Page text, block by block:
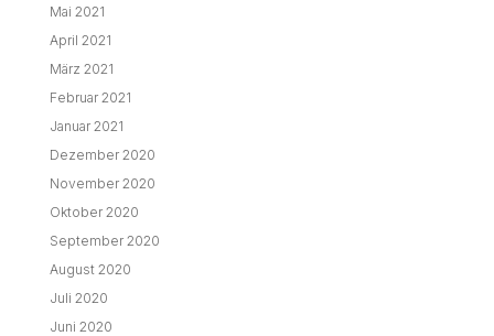
April 2020
März 2020
Februar 2020
Januar 2020
Dezember 2019
November 2019
Oktober 2019
September 2019
August 2019
Juli 2019
Juni 2019
Mai 2019